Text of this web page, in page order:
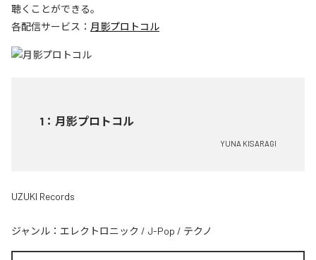
聴くことができる。
各配信サービス： 月影プロトコル
1 ： 月影プロトコル
YUNA KISARAGI
UZUKI Records
ジャンル： エレクトロニック / J-Pop / テクノ